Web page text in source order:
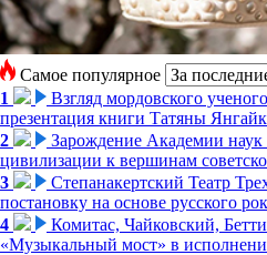
Самое популярное
1
Взгляд мордовского
презентация книги Татяны
2
Зарождение Академии
цивилизации к вершинам
3
Степанакертский Театр
постановку на основе русского
4
Комитас, Чайковский,
«Музыкальный мост» в